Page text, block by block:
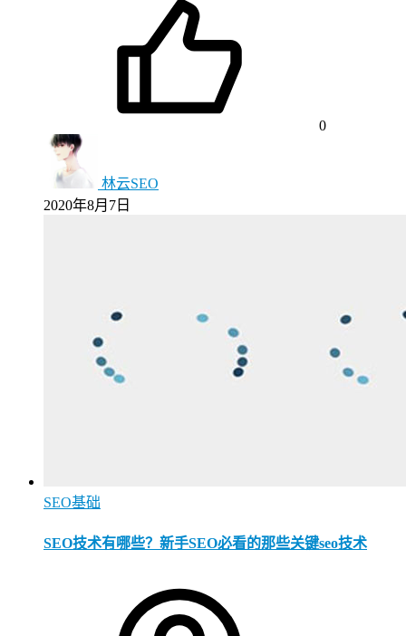
0
林云SEO
2020年8月7日
SEO基础
SEO技术有哪些？新手SEO必看的那些关键seo技术